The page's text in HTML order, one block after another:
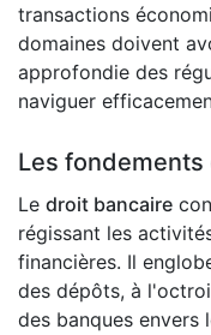
transactions
domaines doivent
approfondie des
naviguer
Les
Le droit bancaire
régissant les
financières. Il
des dépôts, à
des banques envers